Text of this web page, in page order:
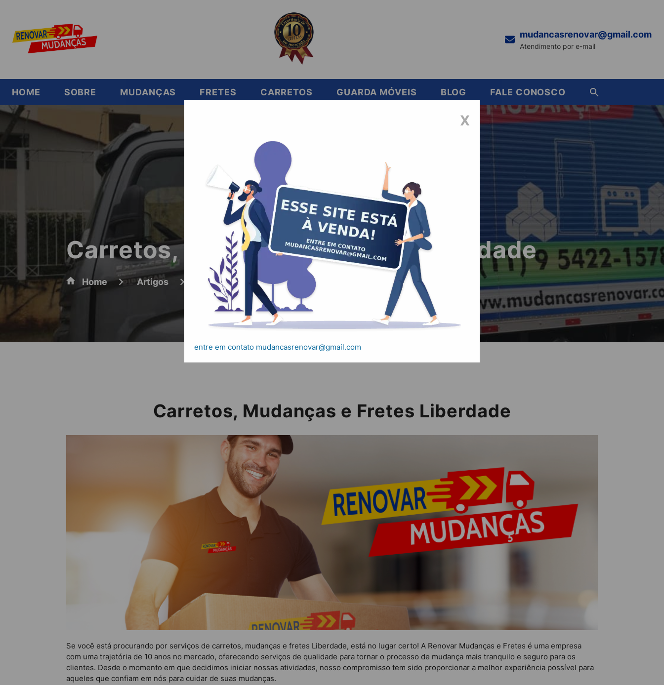
mudancasrenovar@gmail.com
Atendimento por e-mail
HOME SOBRE MUDANÇAS FRETES CARRETOS GUARDA MÓVEIS BLOG FALE CONOSCO
Carretos, Mudanças e Fretes Liberdade
Home Artigos Carretos, Mudanças e Fretes Liberdade
Carretos, Mudanças e Fretes Liberdade
Se você está procurando por serviços de carretos, mudanças e fretes Liberdade, está no lugar certo! A Renovar Mudanças e Fretes é uma empresa
com uma trajetória de 10 anos no mercado, oferecendo serviços de qualidade para tornar o processo de mudança mais tranquilo e seguro para os
clientes. Desde o momento em que decidimos iniciar nossas atividades, nosso compromisso tem sido proporcionar a melhor experiência possível para
aqueles que confiam em nós para cuidar de suas mudanças.
X
entre em contato mudancasrenovar@gmail.com